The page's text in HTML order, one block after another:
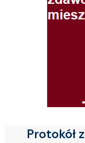
Protokół